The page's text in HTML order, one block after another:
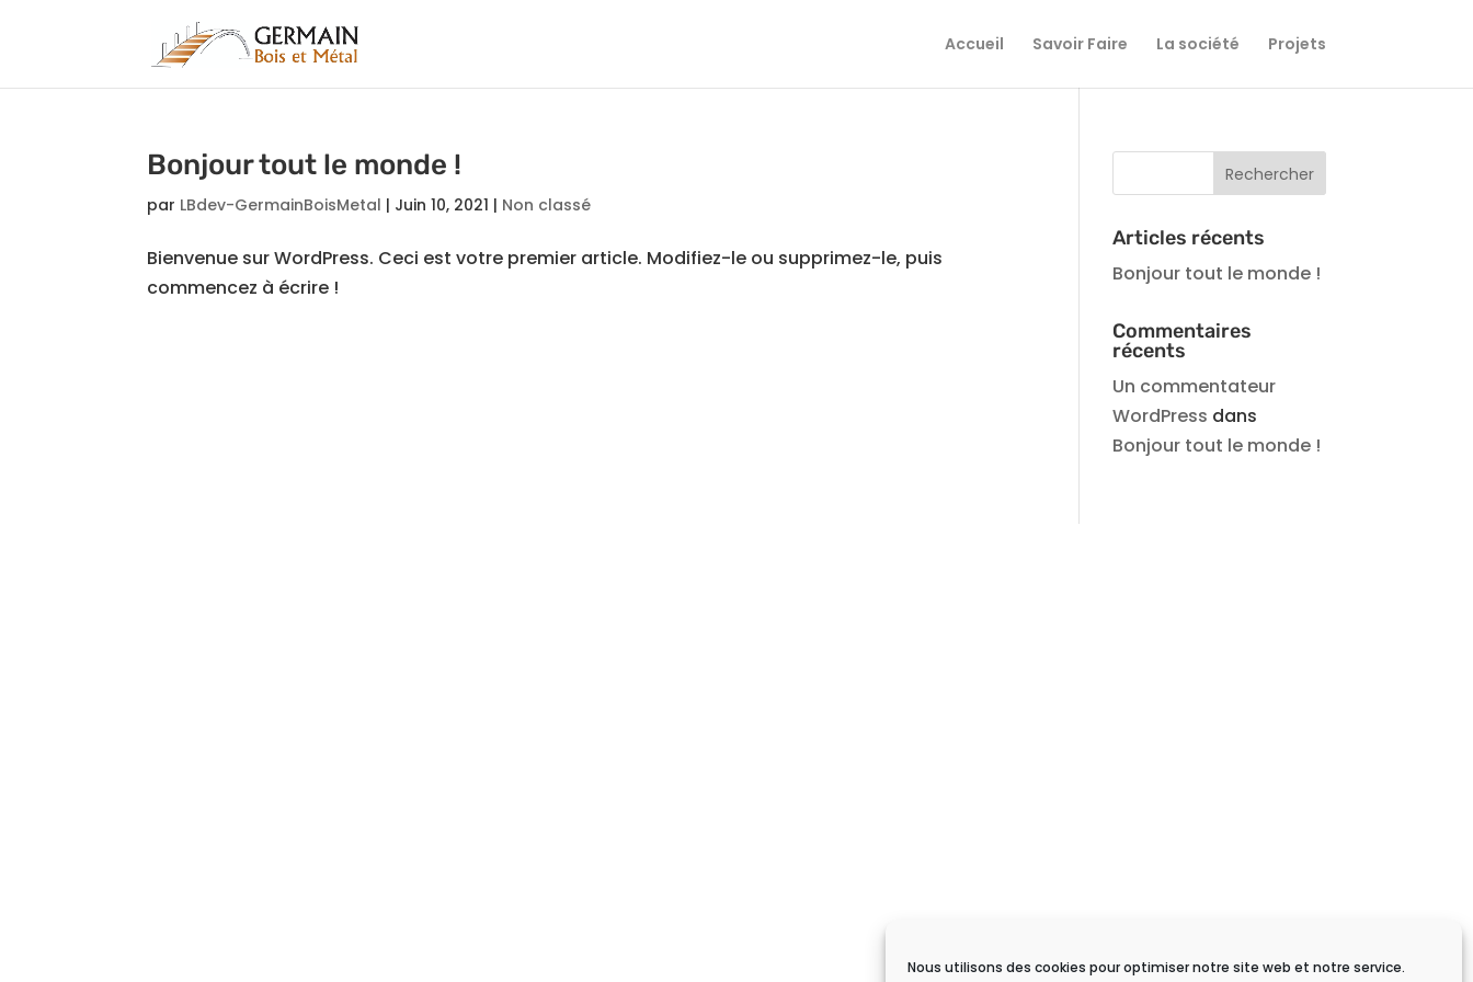
Nous utilisons des cookies pour optimiser notre site web et notre service.
Accueil Savoir Faire La société Projets
Bonjour tout le monde !
par LBdev-GermainBoisMetal | Juin 10, 2021 | Non classé
Bienvenue sur WordPress. Ceci est votre premier article. Modifiez-le ou supprimez-le, puis
commencez à écrire !
Articles récents
Bonjour tout le monde !
Commentaires
récents
Un commentateur
WordPress dans
Bonjour tout le monde !